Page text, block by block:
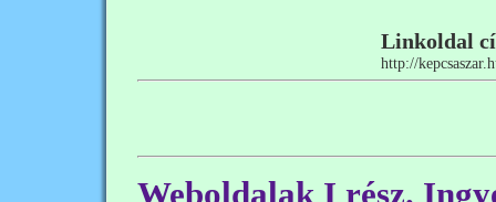
Linkoldal
http://